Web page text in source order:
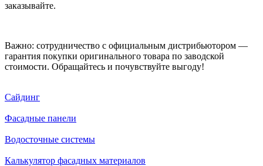
заказывайте.
Важно: сотрудничество с официальным дистрибьютором —
гарантия покупки оригинального товара по заводской
стоимости. Обращайтесь и почувствуйте выгоду!
Сайдинг
Фасадные панели
Водосточные системы
Калькулятор фасадных материалов